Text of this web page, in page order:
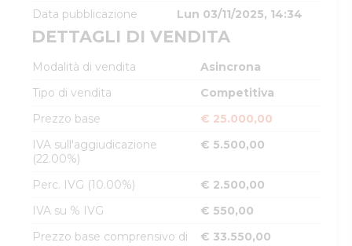
Data pubblicazione
Lun 03/11/2025, 14:34
DETTAGLI DI VENDITA
Modalità di vendita
Asincrona
Tipo di vendita
Competitiva
Prezzo base
€ 25.000,00
IVA sull'aggiudicazione
(22.00%)
€ 5.500,00
Perc. IVG (10.00%)
€ 2.500,00
IVA su % IVG
€ 550,00
Prezzo base comprensivo di
€ 33.550,00